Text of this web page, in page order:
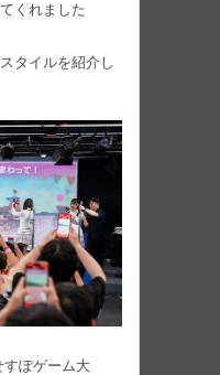
くれました
タイルを紹介し
すぽゲーム大